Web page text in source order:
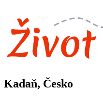
Kadaň, Česko